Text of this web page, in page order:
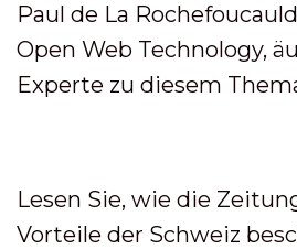
Paul de La
Open Web Technology,
Experte zu diesem
Lesen Sie, wie die
Vorteile der Schweiz